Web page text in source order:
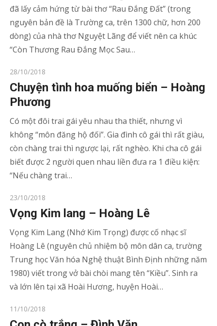
đã lấy cảm hứng từ bài thơ “Rau Đắng Đất” (trong
nguyên bản đề là Trường ca, trên 1300 chữ, hơn 200
dòng) của nhà thơ Nguyệt Lãng để viết nên ca khúc
“Còn Thương Rau Đắng Mọc Sau…
Posted
on
28/10/2018
Chuyện tình hoa muống biển – Hoàng
Phương
Có một đôi trai gái yêu nhau tha thiết, nhưng vì
không “môn đăng hộ đối”. Gia đình cô gái thì rất giàu,
còn chàng trai thì ngược lại, rất nghèo. Khi cha cô gái
biết được 2 người quen nhau liền đưa ra 1 điều kiện:
“Nếu chàng trai…
Posted
on
23/10/2018
Vọng Kim lang – Hoàng Lê
Vọng Kim Lang (Nhớ Kim Trọng) được cố nhạc sĩ
Hoàng Lê (nguyên chủ nhiệm bộ môn dân ca, trường
Trung học Văn hóa Nghệ thuật Bình Định những năm
1980) viết trong vở bài chòi mang tên “Kiều”. Sinh ra
và lớn lên tại xã Hoài Hương, huyện Hoài…
Posted
on
11/10/2018